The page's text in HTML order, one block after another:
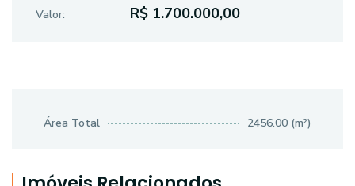
Valor: R$ 1.700.000,00
Área Total 2456.00 (m²)